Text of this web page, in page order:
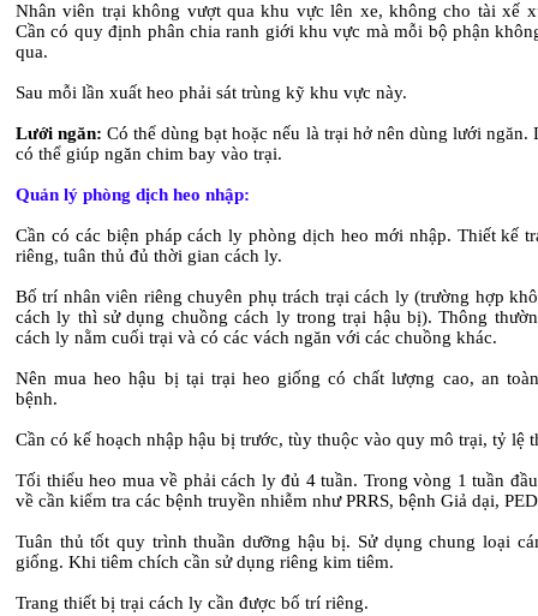
Nhân viên trại không vượt qua khu vực lên xe, không cho tài xế
Cần có quy định phân chia ranh giới khu vực mà mỗi bộ phận
qua.
Sau mỗi lần xuất heo phải sát trùng kỹ khu vực này.
Lưới ngăn: Có thể dùng bạt hoặc nếu là trại hở nên dùng lưới ngăn.
có thể giúp ngăn chim bay vào trại.
Quản lý phòng dịch heo nhập:
Cần có các biện pháp cách ly phòng dịch heo mới nhập. Thiết kế
riêng, tuân thủ đủ thời gian cách ly.
Bố trí nhân viên riêng chuyên phụ trách trại cách ly (trường hợp
cách ly thì sử dụng chuồng cách ly trong trại hậu bị). Thông
cách ly nằm cuối trại và có các vách ngăn với các chuồng khác.
Nên mua heo hậu bị tại trại heo giống có chất lượng cao, an
bệnh.
Cần có kế hoạch nhập hậu bị trước, tùy thuộc vào quy mô trại, tỷ lệ
Tối thiểu heo mua về phải cách ly đủ 4 tuần. Trong vòng 1 tuần
về cần kiểm tra các bệnh truyền nhiễm như PRRS, bệnh Giả dại,
Tuân thủ tốt quy trình thuần dưỡng hậu bị. Sử dụng chung loại
giống. Khi tiêm chích cần sử dụng riêng kim tiêm.
Trang thiết bị trại cách ly cần được bố trí riêng.